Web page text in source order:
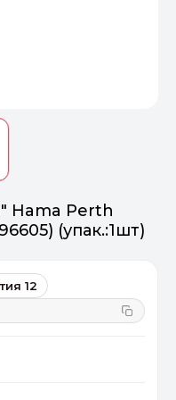
Hama Perth
(упак.:1шт)
12